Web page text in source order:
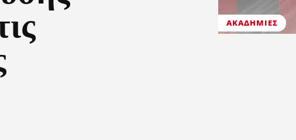
ΑΚΑΔΗΜΊΕΣ